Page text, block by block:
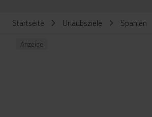
Startseite Urlaubsziele Spanien
Anzeige